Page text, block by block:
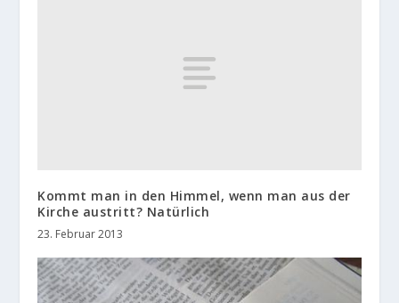
Kommt man in den Himmel, wenn man aus der
Kirche austritt? Natürlich
23. Februar 2013